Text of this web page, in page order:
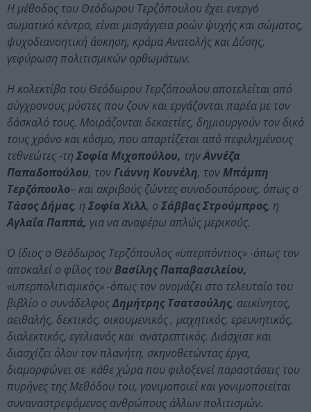
Η μέθοδος του Θεόδωρου Τερζόπουλου έχει ενεργό
σωματικό κέντρο, είναι μισγάγγεια ροών ψυχής και σώματος,
ψυχοδιανοητική άσκηση, κράμα Ανατολής και Δύσης,
γεφύρωση πολιτισμικών ορθωμάτων.
Η κολεκτίβα του Θεόδωρου Τερζόπουλου αποτελείται από
σύγχρονους μύστες που ζουν και εργάζονται παρέα με τον
δάσκαλό τους. Μοιράζονται δεκαετίες, δημιουργούν τον δικό
τους χρόνο και κόσμο, που απαρτίζεται από πεφιλημένους
τεθνεώτες -τη Σοφία Μιχοπούλου, τηνΑννέζα
Παπαδοπούλου, τονΓιάννη Κουνέλη, τονΜπάμπη
Τερζόπουλο– και ακριβούς ζώντες συνοδοιπόρους, όπως ο
Τάσος Δήμας, η Σοφία Χιλλ, ο Σάββας Στρούμπρος, η
Αγλαΐα Παππά, για να αναφέρω απλώς μερικούς.
Ο ίδιος ο Θεόδωρος Τερζόπουλος «υπερπόντιος» -όπως τον
αποκαλεί ο φίλος τουΒασίλης Παπαβασιλείου,
«υπερπολιτισμικός» -όπως τον ονομάζει στο τελευταίο του
βιβλίο ο συνάδελφοςΔημήτρης Τσατσούλης, αεικίνητος,
αειθαλής, δεκτικός, οικουμενικός , μαχητικός, ερευνητικός,
διαλεκτικός, εγελιανός και ανατρεπτικός. Διάσχισε και
διασχίζει όλον τον πλανήτη, σκηνοθετώντας έργα,
διαμορφώνει σε κάθε χώρα που φιλοξενεί παραστάσεις του
πυρήνες της Μεθόδου του, γονιμοποιεί και γονιμοποιείται
συναναστρεφόμενος ανθρώπους άλλων πολιτισμών.